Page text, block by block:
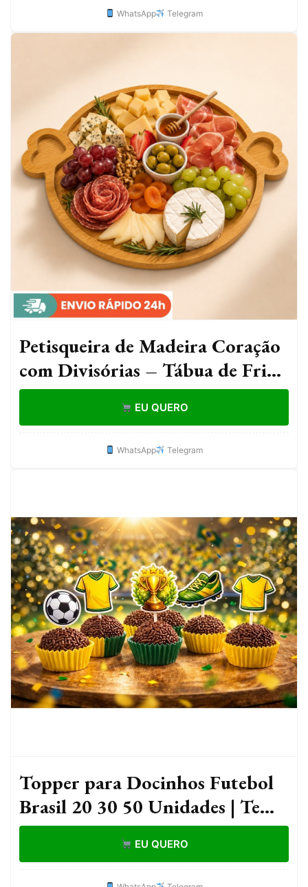
WhatsApp Telegram
Petisqueira de Madeira Coração
com Divisórias – Tábua de Frios
Bandeja Gamela Namorados
EU QUERO
WhatsApp Telegram
Topper para Docinhos Futebol
Brasil 20 30 50 Unidades | Tema
Futebol Copa Festa Brasil
EU QUERO